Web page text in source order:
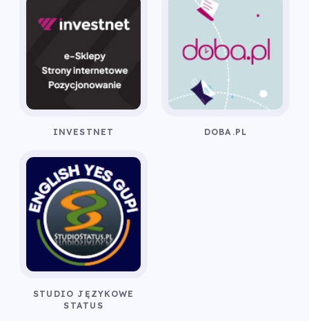
INVESTNET DOBA.PL
STUDIO JĘZYKOWE
STATUS